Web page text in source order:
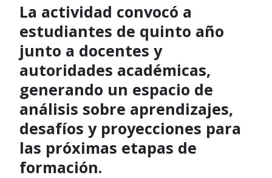
La actividad convocó a
estudiantes de quinto año
junto a docentes y
autoridades académicas,
generando un espacio de
análisis sobre aprendizajes,
desafíos y proyecciones para
las próximas etapas de
formación.